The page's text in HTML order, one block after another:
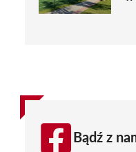
Bądź z